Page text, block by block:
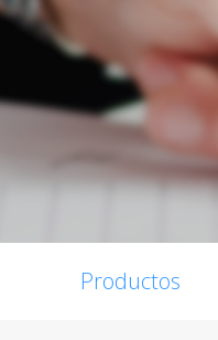
Productos